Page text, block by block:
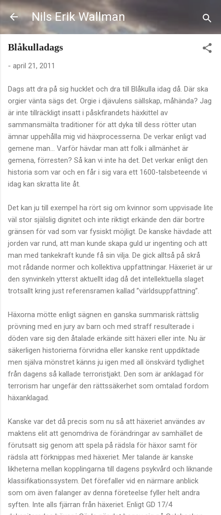
Fortsätt till huvudinnehåll
Nils Erik Wallman
Blåkulladags
- april 21, 2011
Dags att dra på sig hucklet och dra till Blåkulla idag då. Där ska
orgier vänta sägs det. Orgie i djävulens sällskap, måhända? Jag
är inte tillräckligt insatt i påskfirandets häxkittel av
sammansmälta traditioner för att dyka till dess rötter utan
ämnar uppehålla mig vid häxprocesserna. De verkar enligt vad
gemene man… Varför hävdar man att folk i allmänhet är
gemena, förresten? Så kan vi inte ha det. Det verkar enligt den
historia som var och en får i sig vara ett 1600-talsbeteende vi
idag kan skratta lite åt.
Det kan ju till exempel ha rört sig om kvinnor som uppvisade lite
väl stor själslig dignitet och inte riktigt erkände den där bortre
gränsen för vad som var fysiskt möjligt. De kanske hävdade att
jorden var rund, att man kunde skapa guld ur ingenting och att
man med tankekraft kunde få sin vilja. De gick alltså på skrå
mot rådande normer och kollektiva uppfattningar. Häxeriet är ur
den synvinkeln ytterst aktuellt idag då det intellektuella slaget
trotsallt kring just referensramen kallad ”världsuppfattning”.
Häxorna mötte enligt sägnen en ganska summarisk rättslig
prövning med en jury av barn och med straff resulterade i
döden vare sig den åtalade erkände sitt häxeri eller inte. Nu är
säkerligen historierna förvridna eller kanske rent uppdiktade
men själva mönstret känns ju igen med all önskvärd tydlighet
från dagens så kallade terroristjakt. Den som är anklagad för
terrorism har ungefär den rättssäkerhet som omtalad fordom
häxanklagad.
Kanske var det då precis som nu så att häxeriet användes av
maktens elit att genomdriva de förändringar av samhället de
förutsatt sig genom att spela på rädsla för häxor samt för
rädsla att förknippas med häxeriet. Mer talande är kanske
likheterna mellan kopplingarna till dagens psykvård och liknande
klassifikationssystem. Det förefaller vid en närmare anblick
som om även falanger av denna företeelse fyller helt andra
syften. Inte alls fjärran från häxeriet. Enligt GD 17/4